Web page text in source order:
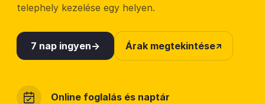
telephely kezelése egy helyen.
7 nap ingyen Árak megtekintése
Online foglalás és naptár